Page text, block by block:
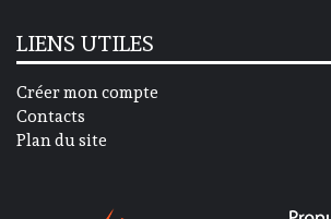
LIENS UTILES
Créer mon compte
Contacts
Plan du site